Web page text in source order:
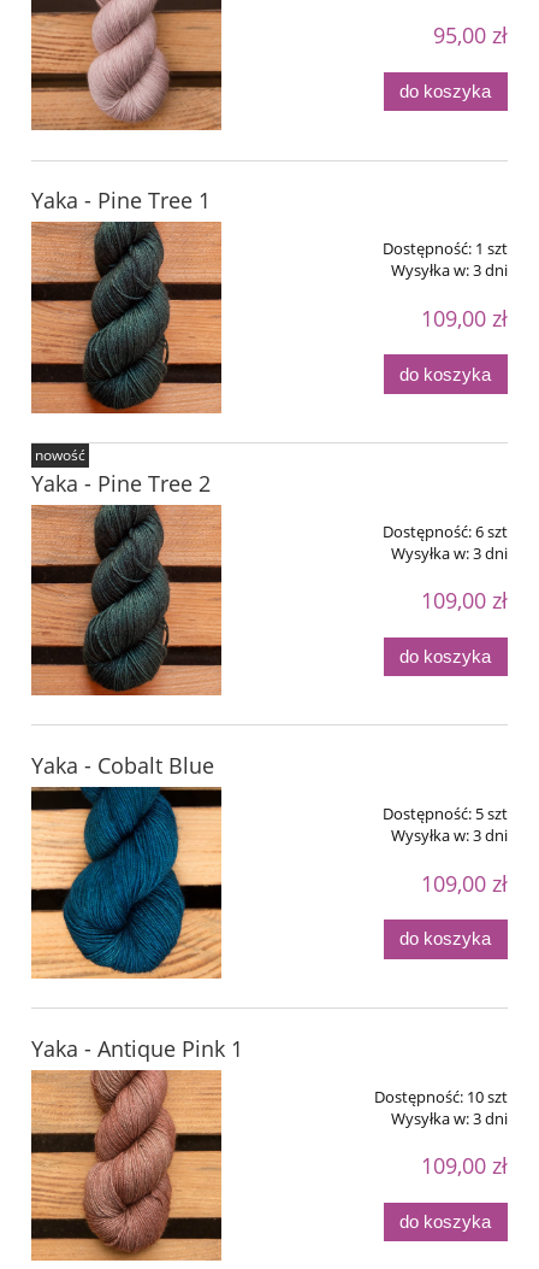
95,00 zł
do koszyka
Yaka - Pine Tree 1
Dostępność: 1 szt
Wysyłka w:3 dni
109,00 zł
do koszyka
Yaka - Pine Tree 2
Dostępność:6 szt
Wysyłka w:3 dni
109,00 zł
do koszyka
nowość
Yaka - Cobalt Blue
Dostępność: 5 szt
Wysyłka w:3 dni
109,00 zł
do koszyka
Yaka - Antique Pink 1
Dostępność: 10 szt
Wysyłka w:3 dni
109,00 zł
do koszyka